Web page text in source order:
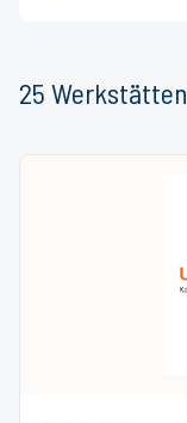
25 Werkstätten